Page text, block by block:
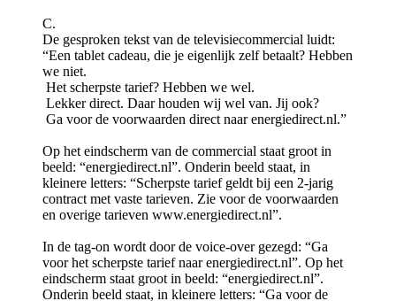
C.
De gesproken tekst van de televisiecommercial luidt:
“Een tablet cadeau, die je eigenlijk zelf betaalt? Hebben
we niet.
Het scherpste tarief? Hebben we wel.
Lekker direct. Daar houden wij wel van. Jij ook?
Ga voor de voorwaarden direct naar energiedirect.nl.”
Op het eindscherm van de commercial staat groot in
beeld: “energiedirect.nl”. Onderin beeld staat, in
kleinere letters: “Scherpste tarief geldt bij een 2-jarig
contract met vaste tarieven. Zie voor de voorwaarden
en overige tarieven www.energiedirect.nl”.
In de tag-on wordt door de voice-over gezegd: “Ga
voor het scherpste tarief naar energiedirect.nl”. Op het
eindscherm staat groot in beeld: “energiedirect.nl”.
Onderin beeld staat, in kleinere letters: “Ga voor de